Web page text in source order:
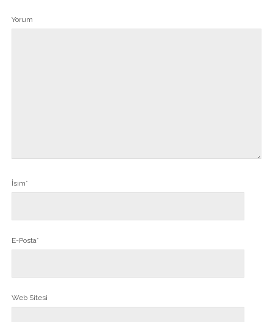
Yorum
İsim*
E-Posta*
Web Sitesi